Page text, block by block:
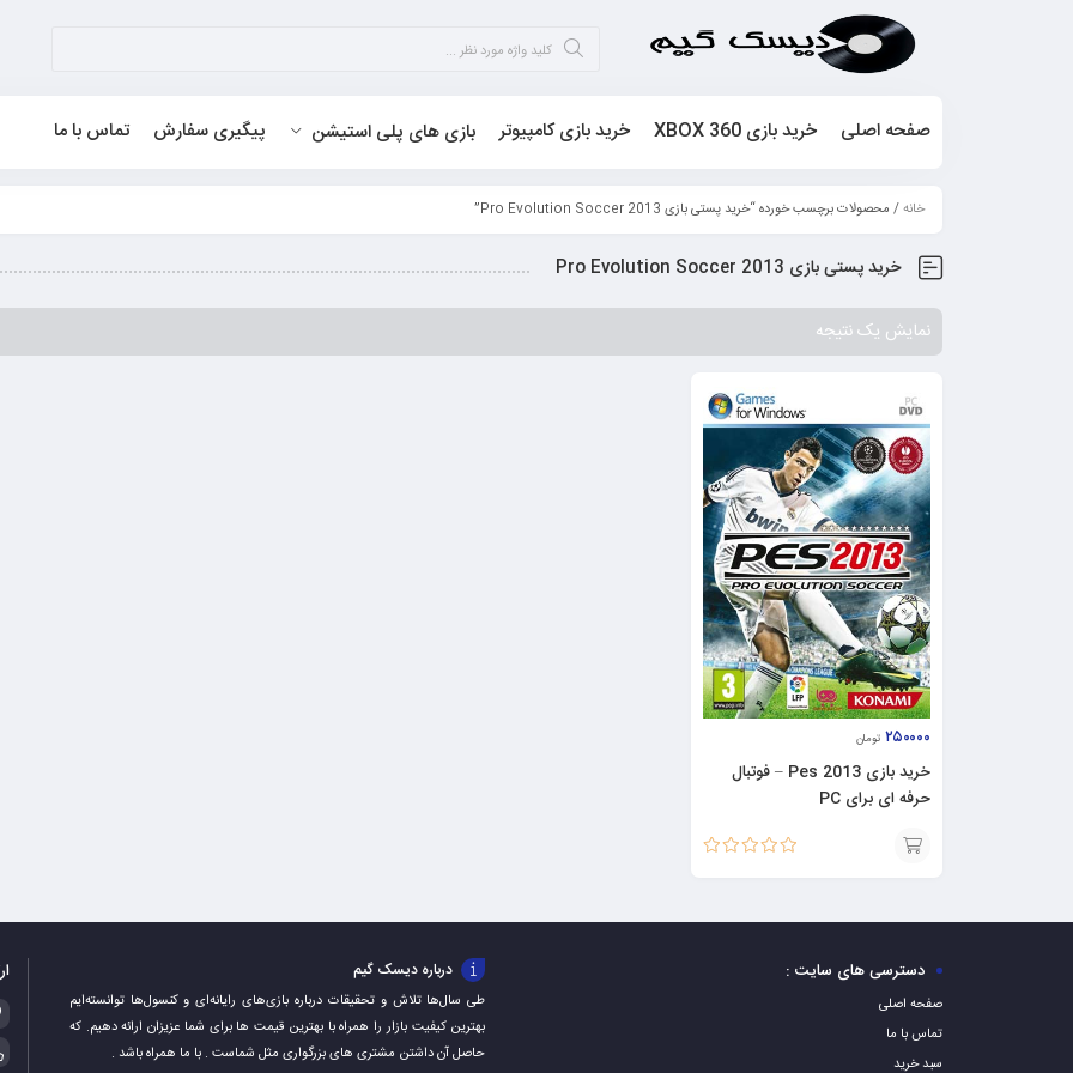
صفحه اصلی خرید بازی XBOX 360 خرید بازی کامپیوتر بازی های پلی استیشن پیگیری سفارش تماس با ما
خانه/ محصولات برچسب خورده “خرید پستی بازی Pro Evolution Soccer 2013”
خرید پستی بازی Pro Evolution Soccer 2013
نمایش یک نتیجه
۲۵۰۰۰۰ تومان
خرید بازی Pes 2013 – فوتبال
حرفه ای برای PC
به
دسترسی های سایت :
صفحه اصلی
تماس با ما
سبد خرید
درباره دیسک گیم
طی سال‌ها تلاش و تحقیقات درباره بازی‌های رایانه‌ای و کنسول‌ها توانسته‌ایم
بهترین کیفیت بازار را همراه با بهترین قیمت ها برای شما عزیزان ارائه دهیم. که
حاصل آن داشتن مشتری های بزرگواری مثل شماست . با ما همراه باشد .